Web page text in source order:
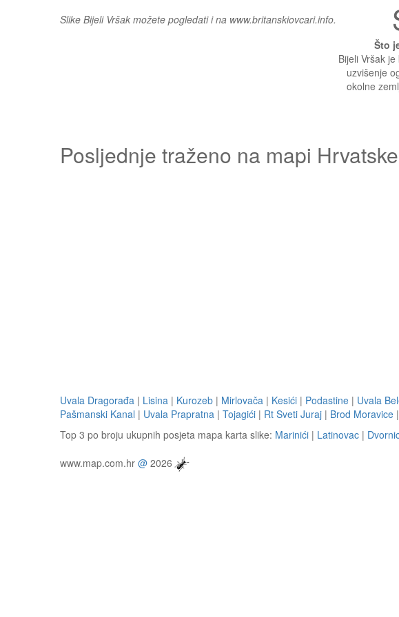
Slike Bijeli Vršak možete pogledati i na www.britanskiovcari.info.
Što
Bijeli Vršak
uzvišenje
okolne
Posljednje traženo na mapi Hrvatske
Uvala Dragorađa | Lisina | Kurozeb | Mirlovača | Kesići | Podastine | Uvala
Pašmanski Kanal | Uvala Prapratna | Tojagići | Rt Sveti Juraj | Brod Moravice |
Top 3 po broju ukupnih posjeta mapa karta slike: Marinići | Latinovac |
www.map.com.hr @ 2026